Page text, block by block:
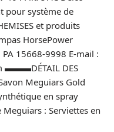
pour système de
et produits
HorsePower
15668-9998 E-mail :
▬▬▬DÉTAIL DES
Meguiars Gold
en spray
: Serviettes en